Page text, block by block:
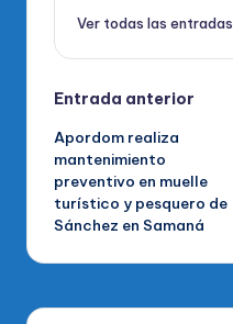
Ver todas las entradas
Navegación
de
entradas
Entrada anterior
Apordom realiza
mantenimiento
preventivo en muelle
turístico y pesquero de
Sánchez en Samaná